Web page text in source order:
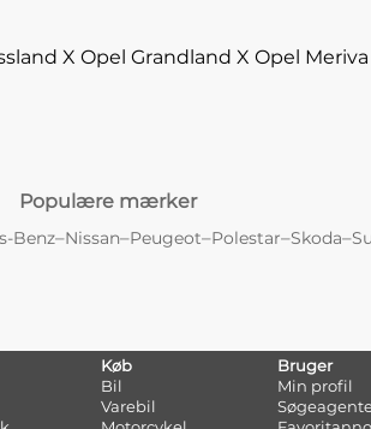
X Opel Grandland X Opel Meriva
Populære mærker
Benz–Nissan–Peugeot–Polestar–Skoda–
Køb
Bil
Varebil
Bruger
Min profil